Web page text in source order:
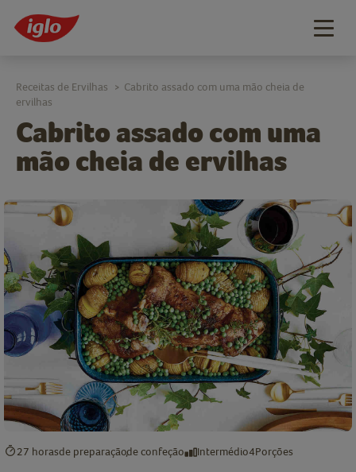
Cabrito assado com uma
mão cheia de ervilhas
Receitas de Ervilhas > Cabrito assado com uma mão cheia de
ervilhas
27 horasde preparaçãode confeção Intermédio4Porções